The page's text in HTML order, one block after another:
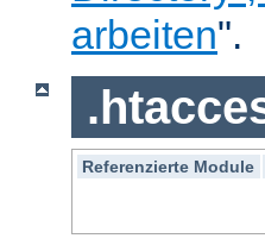
arbeiten".
Referenzierte Module